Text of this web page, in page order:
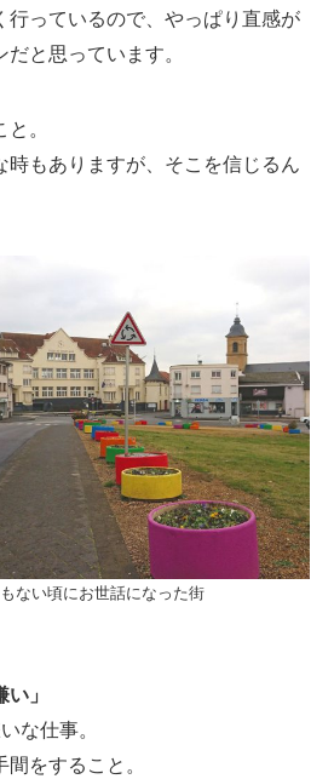
行っているので、やっぱり直感が
と思っています。
。
時もありますが、そこを信じるん
ない頃にお世話になった街
」
な仕事。
をすること。